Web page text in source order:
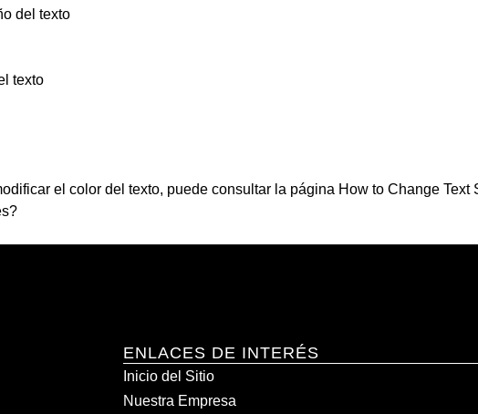
del texto
texto
el color del texto, puede consultar la página How to Change
ENLACES DE INTERÉS
Inicio del Sitio
Nuestra Empresa